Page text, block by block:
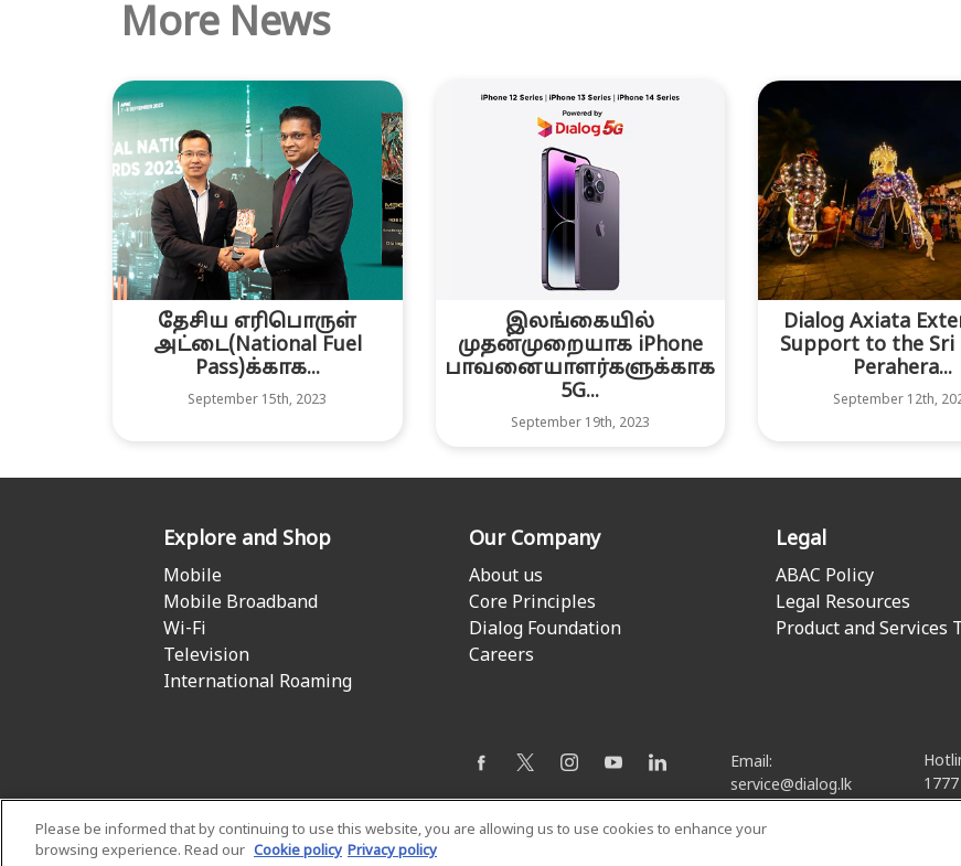
More News
தேசிய எரிபொருள்
அட்டை(National Fuel
Pass)க்காக...
September 15th, 2023
இலங்கையில்
முதன்முறையாக iPhone
பாவனையாளர்களுக்காக
5G...
September 19th, 2023
Dialog Axiata
Support to the Sri
Perahera...
September 12th,
Explore and Shop
Mobile
Mobile Broadband
Wi-Fi
Television
International Roaming
Our Company
About us
Core Principles
Dialog Foundation
Careers
Legal
ABAC Policy
Legal Resources
Product and Services
Email:
service@dialog.lk
1777
© Dialog Axiata PLC. All Rights Reserved
Please be informed that by continuing to use this website, you are allowing us to use cookies to enhance your
browsing experience. Read our Cookie policy Privacy policy